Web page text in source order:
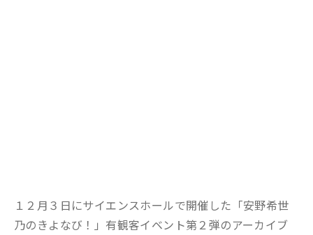
１２月３日にサイエンスホールで開催した「安野希世
乃のきよなび！」有観客イベント第２弾のアーカイブ